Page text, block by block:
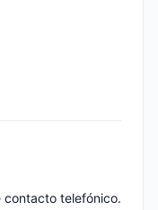
contacto telefónico.